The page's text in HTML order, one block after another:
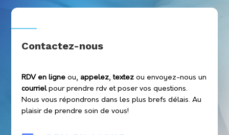
Contactez-nous
RDV en ligne ou,appelez,textez ou envoyez-nous un
courrielpour prendre rdv et poser vos questions.
Nous vous répondrons dans les plus brefs délais. Au
plaisir de prendre soin de vous!